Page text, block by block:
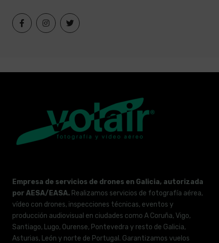
Empresa de servicios de drones en Galicia, autorizada
por AESA/EASA. Realizamos servicios de fotografía aérea,
vídeo con drones, inspecciones técnicas, eventos y
producción audiovisual en ciudades como A Coruña, Vigo,
Santiago, Lugo, Ourense, Pontevedra y resto de Galicia,
Asturias, León y norte de Portugal. Garantizamos vuelos